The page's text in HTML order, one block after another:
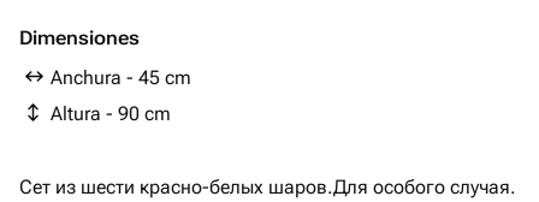
Dimensiones
Anchura - 45 cm
Altura - 90 cm
Сет из шести красно-белых шаров.Для особого случая.